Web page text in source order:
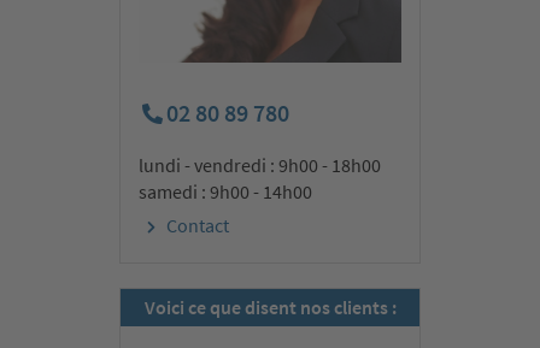
02 80 89 780
lundi - vendredi : 9h00 - 18h00
samedi : 9h00 - 14h00
Contact
Voici ce que disent nos clients :